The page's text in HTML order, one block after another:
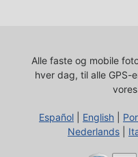
Alle faste og mobile
hver dag, til alle GPS-
Español English
Nederlands